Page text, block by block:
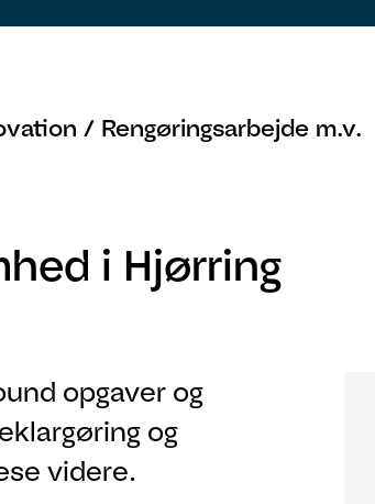
/ Rengøringsarbejde m.v.
i Hjørring
opgaver og
og
videre.